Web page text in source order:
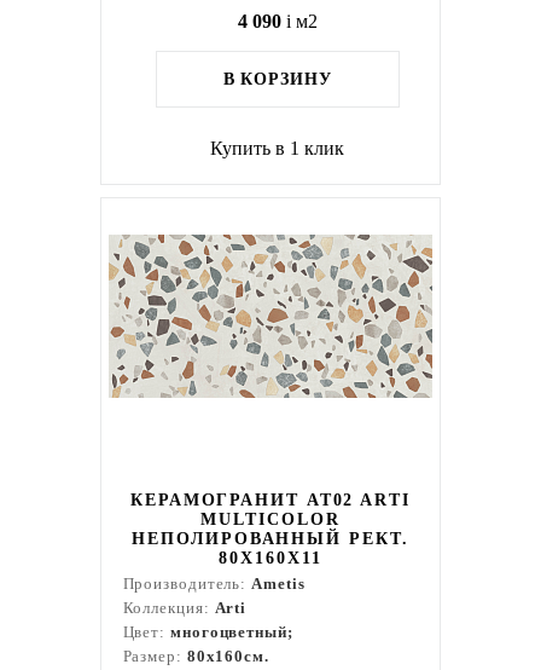
4 090 i м2
В КОРЗИНУ
Купить в 1 клик
КЕРАМОГРАНИТ AT02 ARTI
MULTICOLOR
НЕПОЛИРОВАННЫЙ РЕКТ.
80X160X11
Производитель:Ametis
Коллекция: Arti
Цвет: многоцветный;
Размер: 80x160см.